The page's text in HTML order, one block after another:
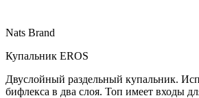
Nats Brand
Купальник EROS
Двуслойный раздельный купальник.
бифлекса в два слоя. Топ имеет входы